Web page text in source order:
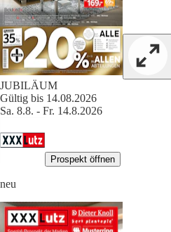
JUBILÄUM
Gültig bis 14.08.2026
Sa. 8.8. - Fr. 14.8.2026
Prospekt öffnen
neu